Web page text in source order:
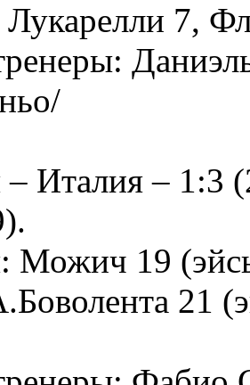
Лукарелли 7,
– Италия – 1:3
Можич 19
21